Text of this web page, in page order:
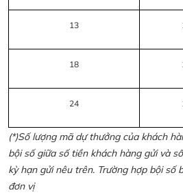
13
18
24
(*)Số lượng mã dự thưởng của khách
bội số giữa số tiền khách hàng gửi và
kỳ hạn gửi nêu trên. Trường hợp bội số
đơn vị